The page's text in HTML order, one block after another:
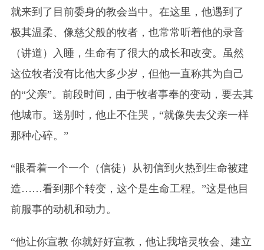
就来到了目前委身的教会当中。在这里，他遇到了
极其温柔、像慈父般的牧者，也常常听着他的录音
（讲道）入睡，生命有了很大的成长和改变。虽然
这位牧者没有比他大多少岁，但他一直称其为自己
的“父亲”。前段时间，由于牧者事奉的变动，要去其
他城市。送别时，他止不住哭，“就像失去父亲一样
那种心碎。”
“眼看着一个一个（信徒）从初信到火热到生命被建
造……看到那个转变，这个是生命工程。”这是他目
前服事的动机和动力。
“他让你宣教 你就好好宣教，他让我培灵牧会、建立